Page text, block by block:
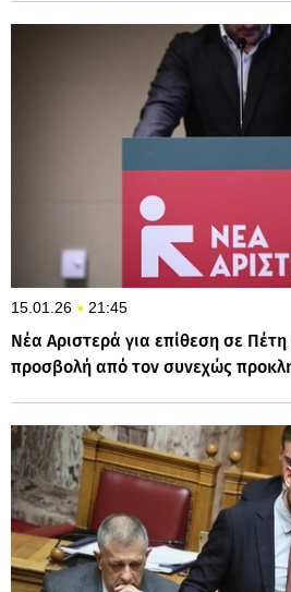
15.01.26 21:45
Νέα Αριστερά για επίθεση σε
προσβολή από τον συνεχώς